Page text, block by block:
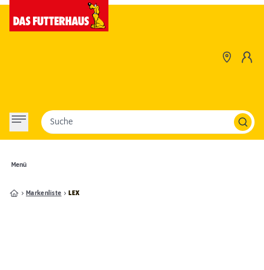
Menü
Suche
Markenliste LEX